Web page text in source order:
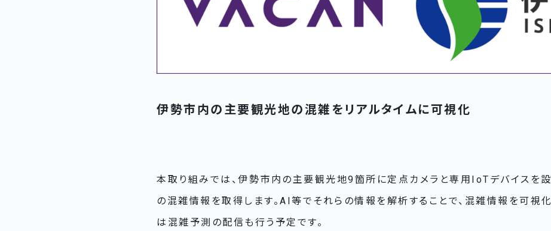
伊勢市内の主要観光地の混雑をリアルタイムに可視化
本取り組みでは、伊勢市内の主要観光地9箇所に定点カメラと専用IoTデバイスを設
の混雑情報を取得します。AI等でそれらの情報を解析することで、混雑情報を可視
は混雑予測の配信も行う予定です。